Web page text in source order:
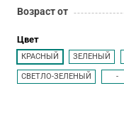
Возраст от
Цвет
КРАСНЫЙ ЗЕЛЕНЫЙ
СВЕТЛО-ЗЕЛЕНЫЙ -